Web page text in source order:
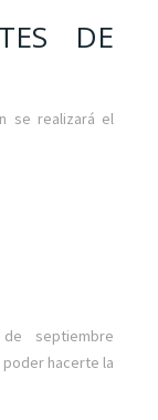
DE
se realizará el
septiembre
hacerte la